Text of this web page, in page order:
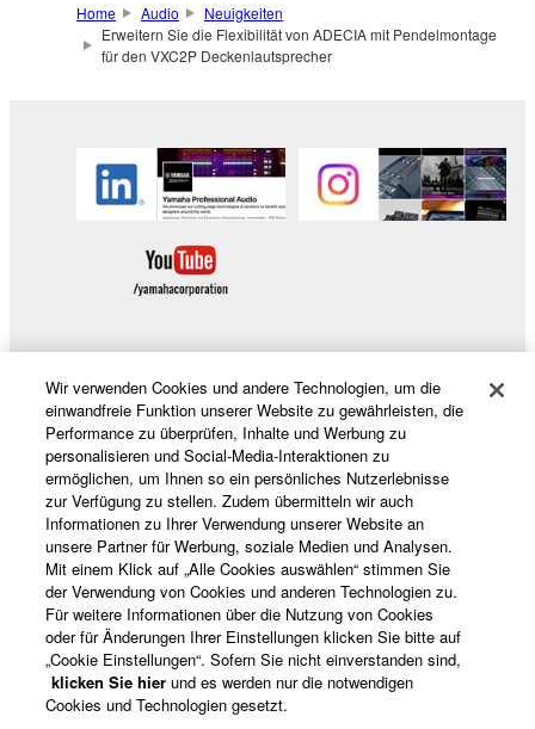
Home Audio
Neuigkeiten
Erweitern Sie die Flexibilität von ADECIA mit Pendelmontage
für den VXC2P Deckenlautsprecher
Produkte und Lösungen
News
Über Yamaha
Österreich - German
Wir verwenden Cookies und andere Technologien, um die
einwandfreie Funktion unserer Website zu gewährleisten, die
Performance zu überprüfen, Inhalte und Werbung zu
personalisieren und Social-Media-Interaktionen zu
ermöglichen, um Ihnen so ein persönliches Nutzerlebnisse
zur Verfügung zu stellen. Zudem übermitteln wir auch
Informationen zu Ihrer Verwendung unserer Website an
unsere Partner für Werbung, soziale Medien und Analysen.
Mit einem Klick auf „Alle Cookies auswählen“ stimmen Sie
der Verwendung von Cookies und anderen Technologien zu.
Für weitere Informationen über die Nutzung von Cookies
oder für Änderungen Ihrer Einstellungen klicken Sie bitte auf
„Cookie Einstellungen“. Sofern Sie nicht einverstanden sind,
klicken Sie hier und es werden nur die notwendigen
Cookies und Technologien gesetzt.